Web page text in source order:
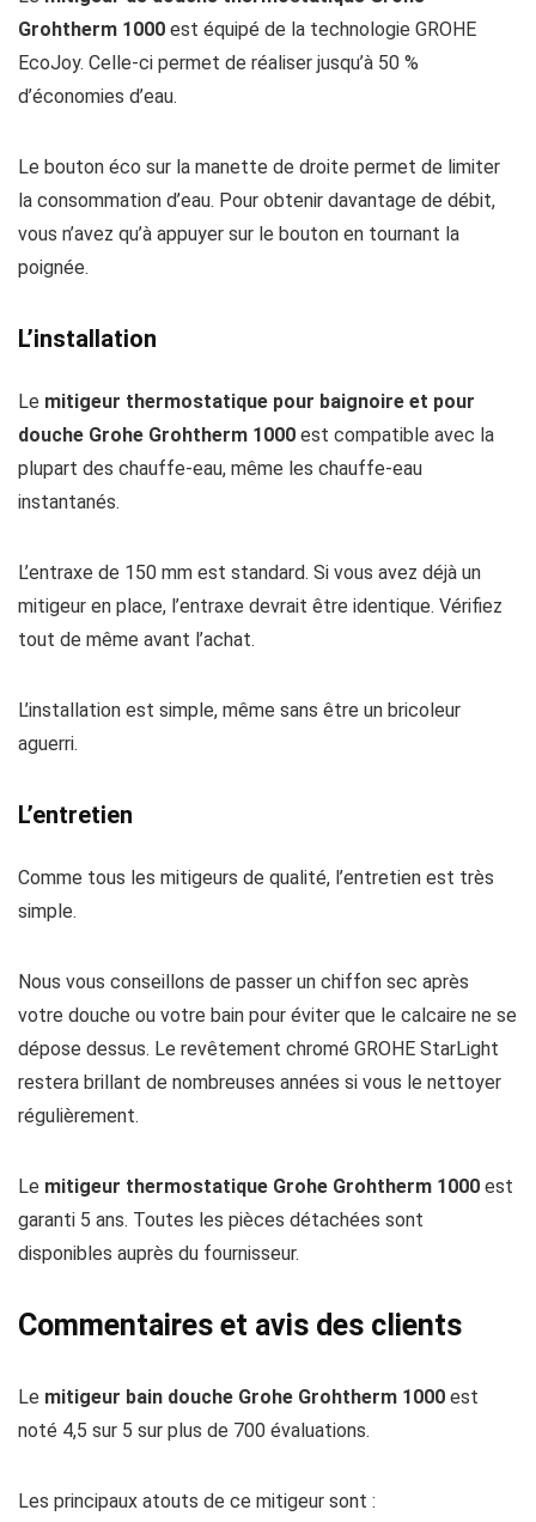
Grohtherm 1000 est équipé de la technologie GROHE
EcoJoy. Celle-ci permet de réaliser jusqu’à 50 %
d’économies d’eau.
Le bouton éco sur la manette de droite permet de limiter
la consommation d’eau. Pour obtenir davantage de débit,
vous n’avez qu’à appuyer sur le bouton en tournant la
poignée.
L’installation
Le mitigeur thermostatique pour baignoire et pour
douche Grohe Grohtherm 1000 est compatible avec la
plupart des chauffe-eau, même les chauffe-eau
instantanés.
L’entraxe de 150 mm est standard. Si vous avez déjà un
mitigeur en place, l’entraxe devrait être identique. Vérifiez
tout de même avant l’achat.
L’installation est simple, même sans être un bricoleur
aguerri.
L’entretien
Comme tous les mitigeurs de qualité, l’entretien est très
simple.
Nous vous conseillons de passer un chiffon sec après
votre douche ou votre bain pour éviter que le calcaire ne se
dépose dessus. Le revêtement chromé GROHE StarLight
restera brillant de nombreuses années si vous le nettoyer
régulièrement.
Le mitigeur thermostatique Grohe Grohtherm 1000 est
garanti 5 ans. Toutes les pièces détachées sont
disponibles auprès du fournisseur.
Commentaires et avis des clients
Le mitigeur bain douche Grohe Grohtherm 1000 est
noté 4,5 sur 5 sur plus de 700 évaluations.
Les principaux atouts de ce mitigeur sont :